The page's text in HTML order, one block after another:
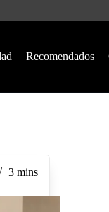
Recomendados
3 mins